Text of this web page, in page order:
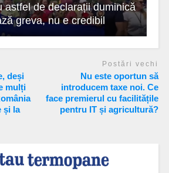
astfel de declarații duminică
greva, nu e credibil
deși
mulți
și la
Postări vechi
Nu este oportun să
introducem taxe noi. Ce
face premierul cu facilitățile
pentru IT și agricultură?